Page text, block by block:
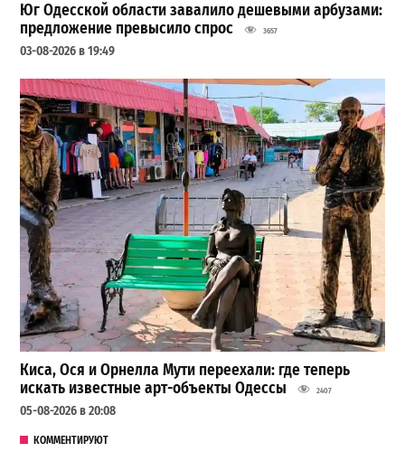
Юг Одесской области завалило дешевыми арбузами:
предложение превысило спрос
3657
03-08-2026 в 19:49
Киса, Ося и Орнелла Мути переехали: где теперь
искать известные арт-объекты Одессы
2407
05-08-2026 в 20:08
КОММЕНТИРУЮТ